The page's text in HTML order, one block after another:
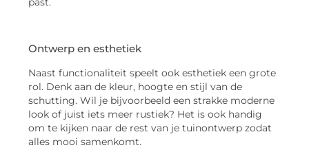
past.
Ontwerp en esthetiek
Naast functionaliteit speelt ook esthetiek een grote
rol. Denk aan de kleur, hoogte en stijl van de
schutting. Wil je bijvoorbeeld een strakke moderne
look of juist iets meer rustiek? Het is ook handig
om te kijken naar de rest van je tuinontwerp zodat
alles mooi samenkomt.